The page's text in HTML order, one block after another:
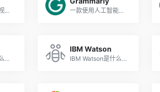
人工智能驱动的视频创建工具 一款使用人工智能帮助用户提高写作能力的写作助手
Landbot AI是什么？ Landbot ...
IBM Watson
IBM Watson是什么？ IBM Wats...